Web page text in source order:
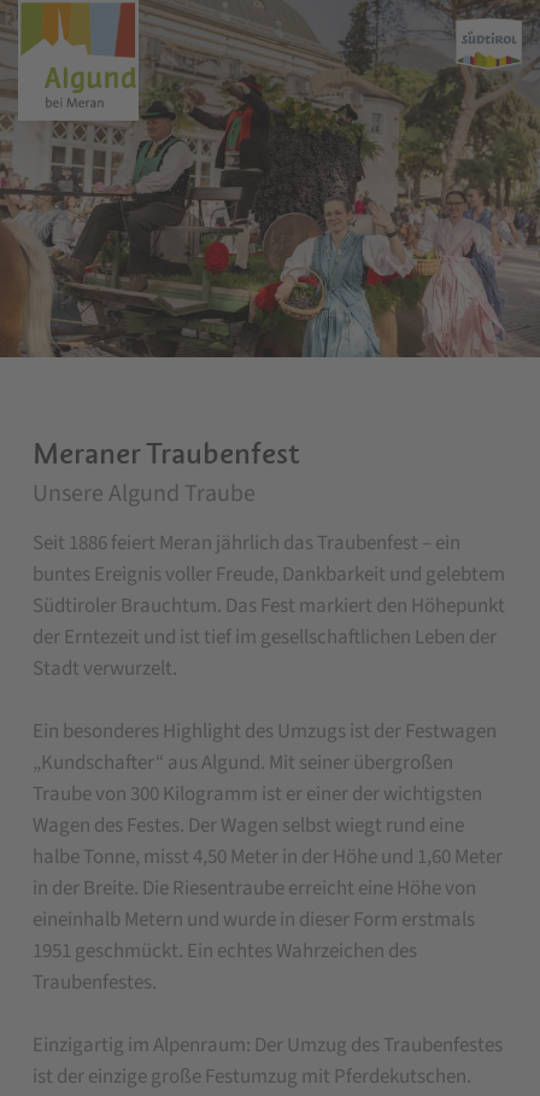
Meraner Traubenfest
Unsere Algund Traube
Seit 1886 feiert Meran jährlich das Traubenfest – ein
buntes Ereignis voller Freude, Dankbarkeit und gelebtem
Südtiroler Brauchtum. Das Fest markiert den Höhepunkt
der Erntezeit und ist tief im gesellschaftlichen Leben der
Stadt verwurzelt.
Ein besonderes Highlight des Umzugs ist der Festwagen
„Kundschafter“ aus Algund. Mit seiner übergroßen
Traube von 300 Kilogramm ist er einer der wichtigsten
Wagen des Festes. Der Wagen selbst wiegt rund eine
halbe Tonne, misst 4,50 Meter in der Höhe und 1,60 Meter
in der Breite. Die Riesentraube erreicht eine Höhe von
eineinhalb Metern und wurde in dieser Form erstmals
1951 geschmückt. Ein echtes Wahrzeichen des
Traubenfestes.
Einzigartig im Alpenraum: Der Umzug des Traubenfestes
ist der einzige große Festumzug mit Pferdekutschen.